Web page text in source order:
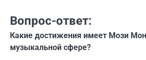
Вопрос-ответ:
Какие достижения имеет Мози
музыкальной сфере?